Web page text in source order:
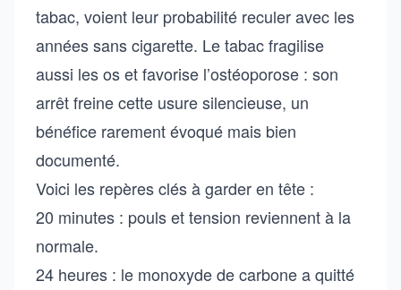
tabac, voient leur probabilité reculer avec les
années sans cigarette. Le tabac fragilise
aussi les os et favorise l’ostéoporose : son
arrêt freine cette usure silencieuse, un
bénéfice rarement évoqué mais bien
documenté.
Voici les repères clés à garder en tête :
20 minutes : pouls et tension reviennent à la
normale.
24 heures : le monoxyde de carbone a quitté